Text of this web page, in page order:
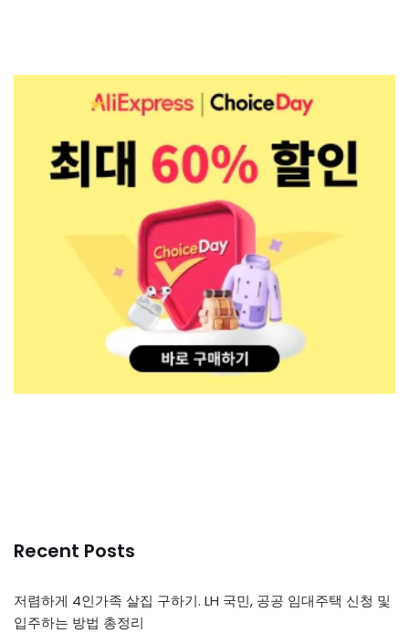
Recent Posts
저렴하게 4인가족 살집 구하기. LH 국민, 공공 임대주택 신청 및
입주하는 방법 총정리